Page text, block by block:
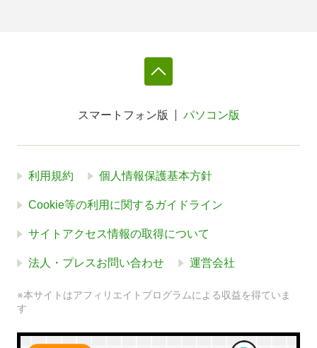
スマートフォン版 パソコン版
利用規約 個人情報保護基本方針
Cookie等の利用に関するガイドライン
サイトアクセス情報の取得について
法人・プレスお問い合わせ 運営会社
※本サイトはアフィリエイトプログラムによる収益を得ていま
す